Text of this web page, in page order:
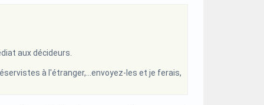
aux décideurs.
à l'étranger,...envoyez-les et je ferais,